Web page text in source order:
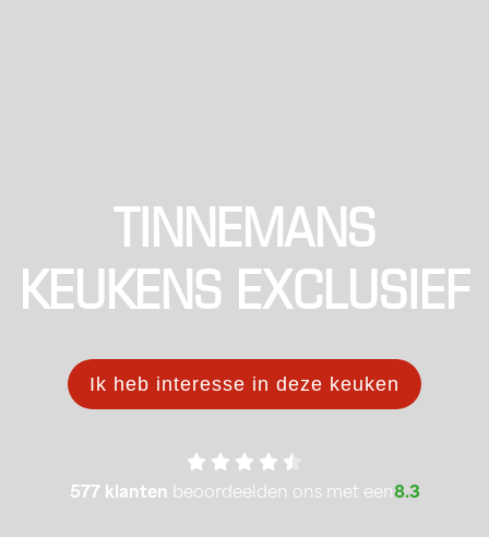
TINNEMANS
KEUKENS EXCLUSIEF
Ik heb interesse in deze keuken
577 klanten beoordeelden ons met een8.3